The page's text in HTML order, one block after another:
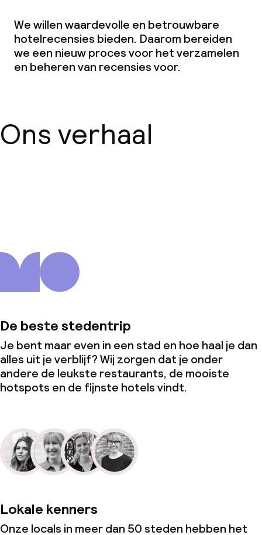
We willen waardevolle en betrouwbare
hotelrecensies bieden. Daarom bereiden
we een nieuw proces voor het verzamelen
en beheren van recensies voor.
Ons verhaal
De beste stedentrip
Je bent maar even in een stad en hoe haal je dan
alles uit je verblijf? Wij zorgen dat je onder
andere de leukste restaurants, de mooiste
hotspots en de fijnste hotels vindt.
Lokale kenners
Onze locals in meer dan 50 steden hebben het